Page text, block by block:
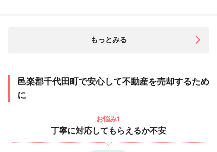
もっとみる
邑楽郡千代田町で安心して不動産を売却するため
に
お悩み1
丁寧に対応してもらえるか不安